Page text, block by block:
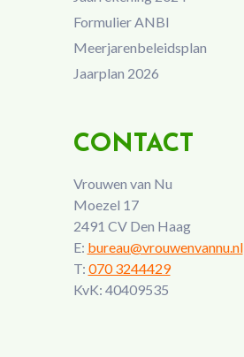
Formulier ANBI
Meerjarenbeleidsplan
Jaarplan 2026
CONTACT
Vrouwen van Nu
Moezel 17
2491 CV Den Haag
E: bureau@vrouwenvannu.nl
T: 070 3244429
KvK: 40409535